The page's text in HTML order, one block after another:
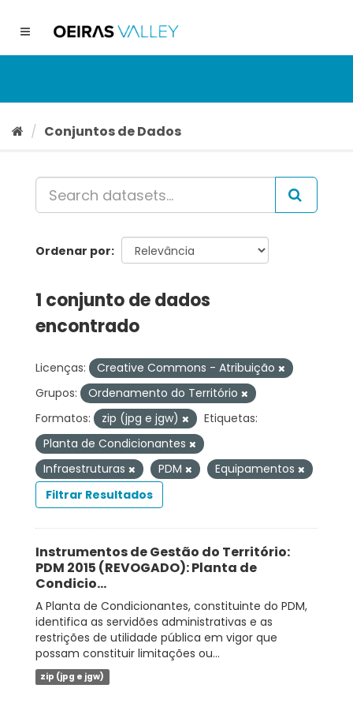
conteúdo
Toggle
Conjuntos de Dados
Ordenar por
1 conjunto de dados
encontrado
Licenças:
Creative Commons - Atribuição
Grupos:
Ordenamento do Território
Formatos:
zip (jpg e jgw)
Etiquetas:
Planta de Condicionantes
Infraestruturas
PDM
Equipamentos
Filtrar Resultados
Instrumentos de Gestão do Território:
PDM 2015 (REVOGADO): Planta de
Condicio...
A Planta de Condicionantes, constituinte do PDM,
identifica as servidões administrativas e as
restrições de utilidade pública em vigor que
possam constituir limitações ou...
zip (jpg e jgw)